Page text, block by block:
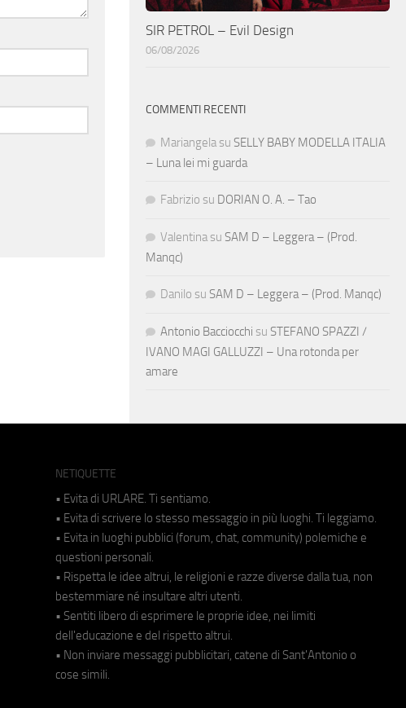
SIR PETROL – Evil Design
06/08/2026
COMMENTI RECENTI
Mariangela su SELLY BABY MODELLA ITALIA
– Luna lei mi guarda
Fabrizio su DORIAN O. A. – Tao
Valentina su SAM D – Leggera – (Prod.
Manqc)
Danilo su SAM D – Leggera – (Prod. Manqc)
Antonio Bacciocchi su STEFANO SPAZZI /
IVANO MAGI GALLUZZI – Una rotonda per
amare
NETIQUETTE
• Evita di URLARE. Ti sentiamo.
• Evita di scrivere lo stesso messaggio in più luoghi. Ti leggiamo.
• Evita in luoghi pubblici (forum, chat, community) polemiche e
questioni personali.
• Rispetta le idee altrui, le religioni e razze diverse dalla tua, non
bestemmiare né insultare altri utenti.
• Sentiti libero di esprimere le proprie idee, nei limiti
dell'educazione e del rispetto altrui.
• Non inviare messaggi pubblicitari, catene di Sant'Antonio o
cose simili.